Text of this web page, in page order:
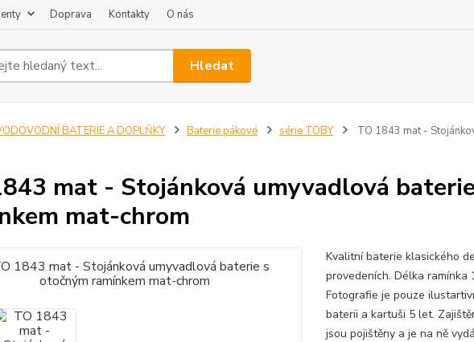
Doprava Kontakty O nás
Hledat
BATERIE A DOPLŇKY Baterie pákové série TOBY
TO 1843 mat -
mat - Stojánková umyvadlová
mat-chrom
Kvalitní baterie klasického
provedeních. Délka ramínka
Fotografie je pouze
baterii a kartuši 5 let.
jsou pojištěny a je na ně